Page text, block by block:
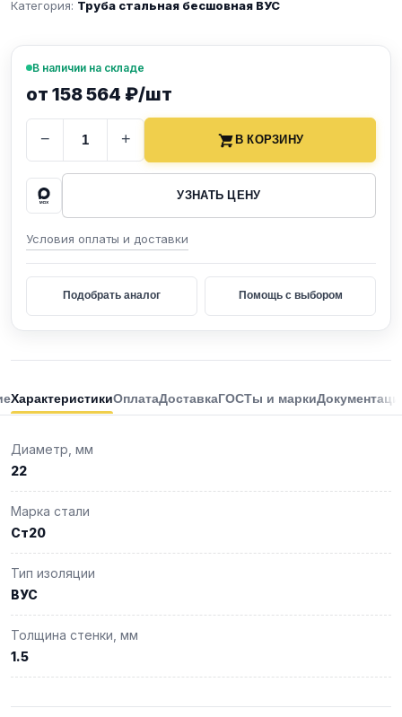
Категория: Труба стальная бесшовная ВУС
В наличии на складе
от 158 564 ₽/шт
− + В КОРЗИНУ
УЗНАТЬ ЦЕНУ
Условия оплаты и доставки
Подобрать аналог Помощь с выбором
ХарактеристикиОплатаДоставкаГОСТы и марки
Диаметр, мм
22
Марка стали
Ст20
Тип изоляции
ВУС
Толщина стенки, мм
1.5